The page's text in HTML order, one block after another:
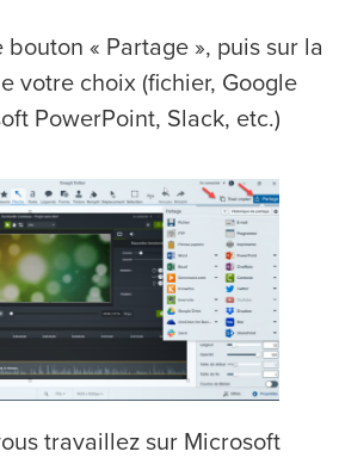
bouton « Partage », puis sur la
votre choix (fichier, Google
PowerPoint, Slack, etc.)
travaillez sur Microsoft